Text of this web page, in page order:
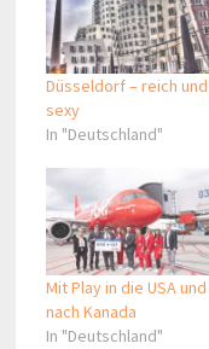
Düsseldorf – reich und
sexy
In "Deutschland"
Mit Play in die USA und
nach Kanada
In "Deutschland"